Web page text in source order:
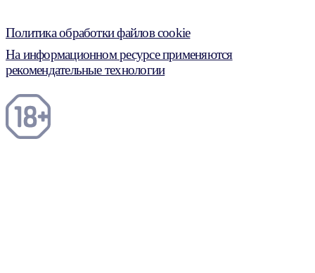
Политика обработки файлов cookie
На информационном ресурсе применяются
рекомендательные технологии